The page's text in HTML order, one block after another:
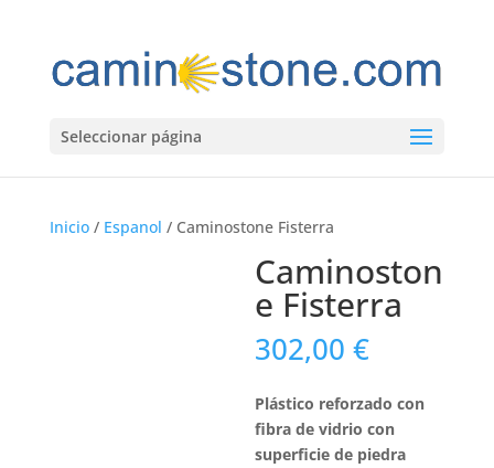
Seleccionar página
Inicio/ Espanol / Caminostone Fisterra
Caminoston
e Fisterra
302,00€
Plástico reforzado con
fibra de vidrio con
superficie de piedra